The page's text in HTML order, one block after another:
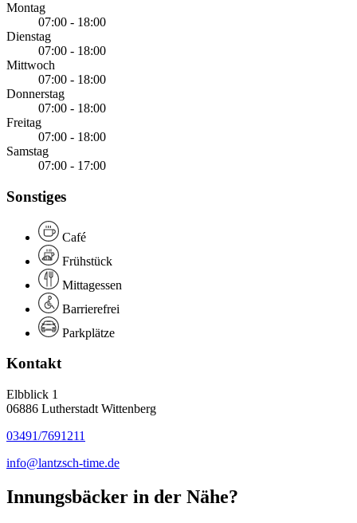
Montag
07:00 - 18:00
Dienstag
07:00 - 18:00
Mittwoch
07:00 - 18:00
Donnerstag
07:00 - 18:00
Freitag
07:00 - 18:00
Samstag
07:00 - 17:00
Sonstiges
Café
Frühstück
Mittagessen
Barrierefrei
Parkplätze
Kontakt
Elbblick 1
06886 Lutherstadt Wittenberg
03491/7691211
info@lantzsch-time.de
Innungsbäcker in der Nähe?